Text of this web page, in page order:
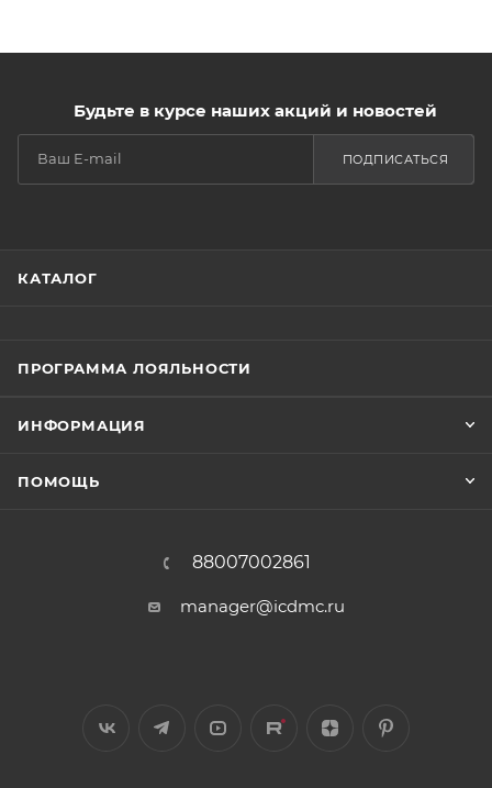
Будьте в курсе наших акций и новостей
ПОДПИСАТЬСЯ
КАТАЛОГ
ПРОГРАММА ЛОЯЛЬНОСТИ
ИНФОРМАЦИЯ
ПОМОЩЬ
88007002861
manager@icdmc.ru